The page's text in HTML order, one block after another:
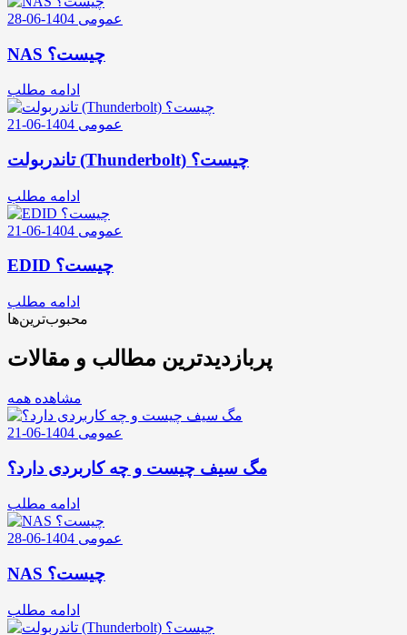
عمومی 1404-06-28
NAS چیست؟
ادامه مطلب
عمومی 1404-06-21
تاندربولت (Thunderbolt) چیست؟
ادامه مطلب
عمومی 1404-06-21
EDID چیست؟
ادامه مطلب
محبوب‌ترین‌ها
پربازدیدترین مطالب و مقالات
مشاهده همه
عمومی 1404-06-21
مگ سیف چیست و چه کاربردی دارد؟
ادامه مطلب
عمومی 1404-06-28
NAS چیست؟
ادامه مطلب